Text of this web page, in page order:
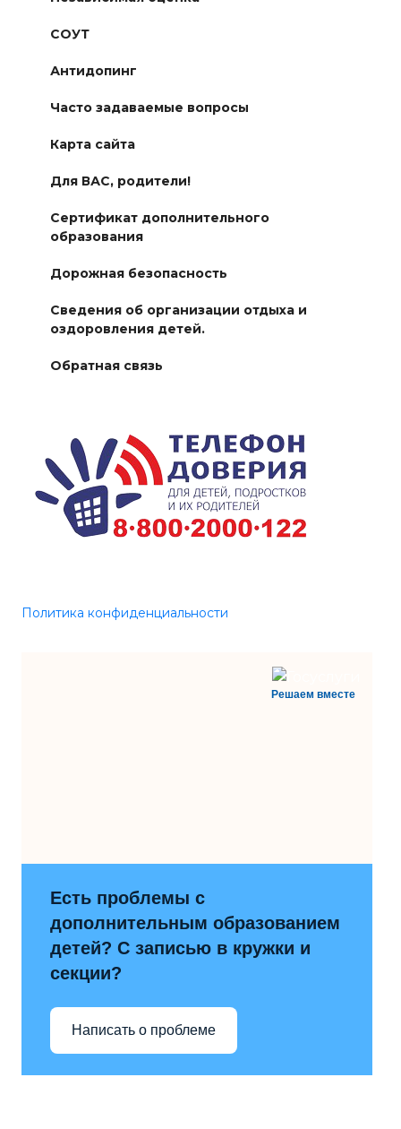
СОУТ
Антидопинг
Часто задаваемые вопросы
Карта сайта
Для ВАС, родители!
Сертификат дополнительного
образования
Дорожная безопасность
Сведения об организации отдыха и
оздоровления детей.
Обратная связь
Политика конфиденциальности
Решаем вместе
Есть проблемы с
дополнительным образованием
детей? С записью в кружки и
секции?
Написать о проблеме